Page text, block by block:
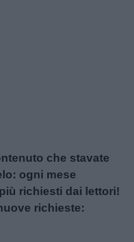
che stavate
ogni mese
richiesti dai lettori!
richieste: